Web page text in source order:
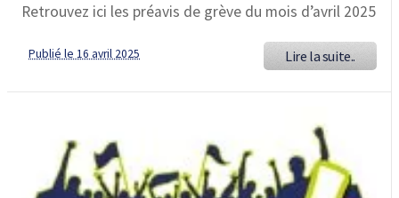
Retrouvez ici les préavis de grève du mois d’avril 2025
Publié le 16 avril 2025 Lire la suite..